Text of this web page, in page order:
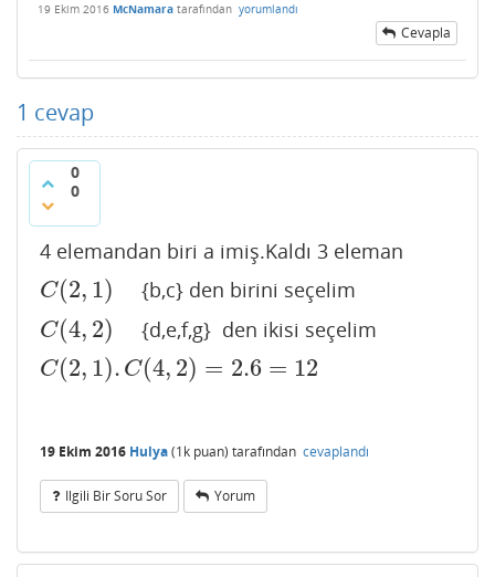
19 Ekim 2016 McNamara tarafından yorumlandı
Cevapla
1 cevap
0
0
4 elemandan biri a imiş.Kaldı 3 eleman
C(2, 1)
C(2,1) {b,c} den birini seçelim
C(4, 2)
C(4,2) {d,e,f,g} den ikisi seçelim
C(2, 1). C(4, 2) = 2.6 = 12
C(2,1) .C(4 ,2)=2.6=12
19 Ekim 2016 Hulya(1k puan) tarafından cevaplandı
Ilgili Bir Soru Sor Yorum